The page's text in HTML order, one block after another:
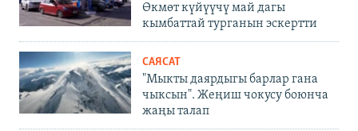
Өкмөт күйүүчү май дагы
кымбаттай турганын эскертти
САЯСАТ
"Мыкты даярдыгы барлар гана
чыксын". Жеңиш чокусу боюнча
жаңы талап